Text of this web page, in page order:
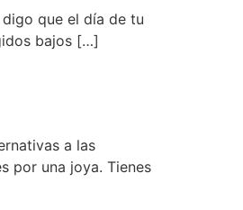
que el día de tu
bajos […]
a las
por una joya. Tienes